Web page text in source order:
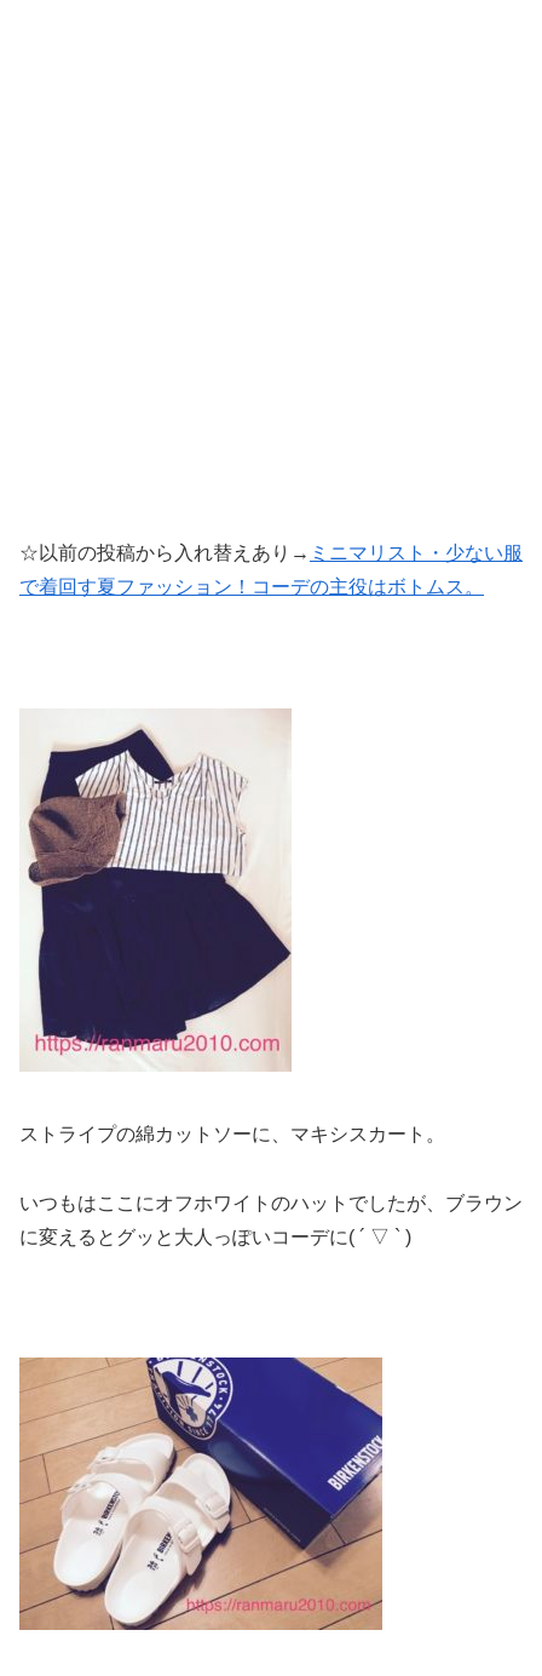
☆以前の投稿から入れ替えあり→ ミニマリスト・少ない服
で着回す夏ファッション！コーデの主役はボトムス。
ストライプの綿カットソーに、マキシスカート。
いつもはここにオフホワイトのハットでしたが、ブラウン
に変えるとグッと大人っぽいコーデに( ´ ▽ ` )